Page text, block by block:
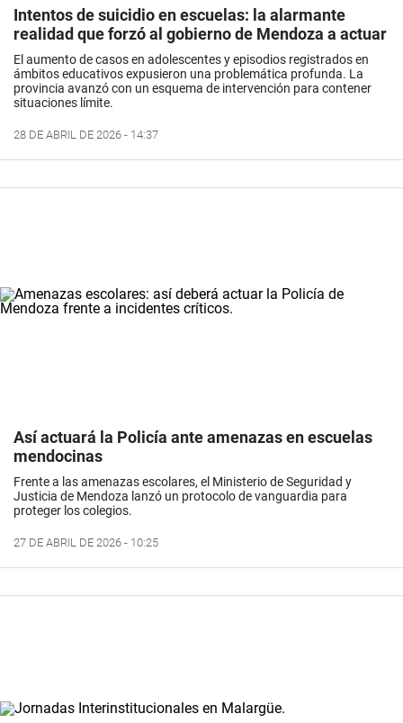
Intentos de suicidio en escuelas: la alarmante
realidad que forzó al gobierno de Mendoza a actuar
El aumento de casos en adolescentes y episodios registrados en
ámbitos educativos expusieron una problemática profunda. La
provincia avanzó con un esquema de intervención para contener
situaciones límite.
28 DE ABRIL DE 2026 - 14:37
Así actuará la Policía ante amenazas en escuelas
mendocinas
Frente a las amenazas escolares, el Ministerio de Seguridad y
Justicia de Mendoza lanzó un protocolo de vanguardia para
proteger los colegios.
27 DE ABRIL DE 2026 - 10:25